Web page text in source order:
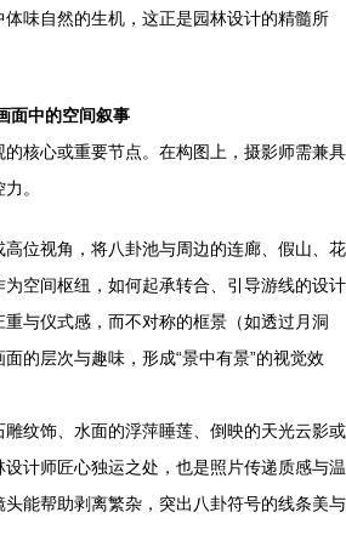
味自然的生机，这正是园林设计的精髓所
面中的空间叙事
核心或重要节点。在构图上，摄影师需兼具
。
高位视角，将八卦池与周边的连廊、假山、花
空间枢纽，如何起承转合、引导游线的设计
与仪式感，而不对称的框景（如透过月洞
的层次与趣味，形成“景中有景”的视觉效
雕纹饰、水面的浮萍睡莲、倒映的天光云影或
计师匠心独运之处，也是照片传递质感与温
能帮助剥离繁杂，突出八卦符号的线条美与